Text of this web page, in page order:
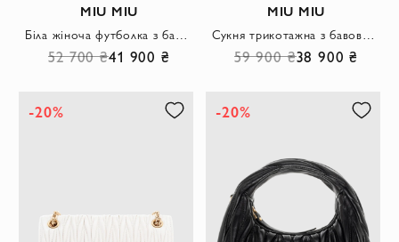
MIU MIU
52 700 ₴41 900 ₴
MIU MIU
59 900 ₴38 900 ₴
-20% -20%